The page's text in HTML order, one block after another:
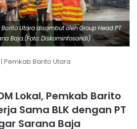
Utara disambut oleh Group Head PT
Baja.(Foto: Diskominfosandi)
| Pemkab Barito Utara
Lokal, Pemkab Barito
Sama BLK dengan PT
Sarana Baja